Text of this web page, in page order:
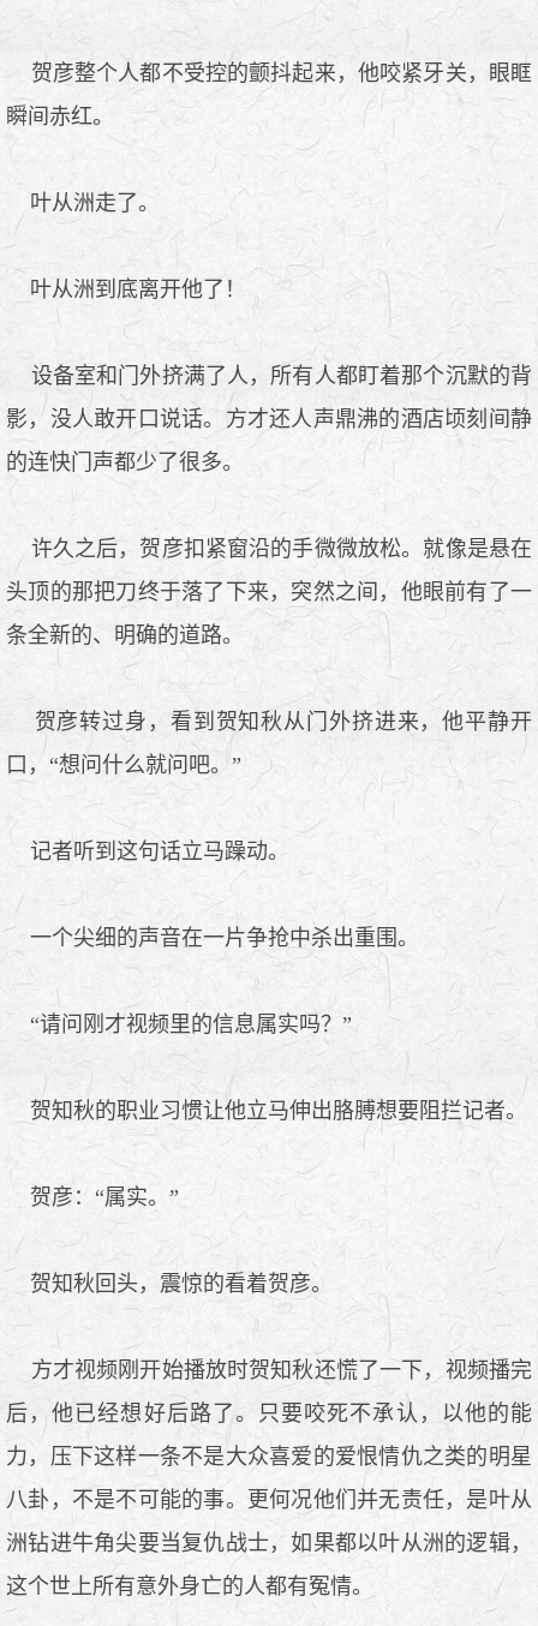
贺彦整个人都不受控的颤抖起来，他咬紧牙关，眼眶
瞬间赤红。
叶从洲走了。
叶从洲到底离开他了！
设备室和门外挤满了人，所有人都盯着那个沉默的背
影，没人敢开口说话。方才还人声鼎沸的酒店顷刻间静
的连快门声都少了很多。
许久之后，贺彦扣紧窗沿的手微微放松。就像是悬在
头顶的那把刀终于落了下来，突然之间，他眼前有了一
条全新的、明确的道路。
贺彦转过身，看到贺知秋从门外挤进来，他平静开
口，“想问什么就问吧。”
记者听到这句话立马躁动。
一个尖细的声音在一片争抢中杀出重围。
“请问刚才视频里的信息属实吗？”
贺知秋的职业习惯让他立马伸出胳膊想要阻拦记者。
贺彦：“属实。”
贺知秋回头，震惊的看着贺彦。
方才视频刚开始播放时贺知秋还慌了一下，视频播完
后，他已经想好后路了。只要咬死不承认，以他的能
力，压下这样一条不是大众喜爱的爱恨情仇之类的明星
八卦，不是不可能的事。更何况他们并无责任，是叶从
洲钻进牛角尖要当复仇战士，如果都以叶从洲的逻辑，
这个世上所有意外身亡的人都有冤情。